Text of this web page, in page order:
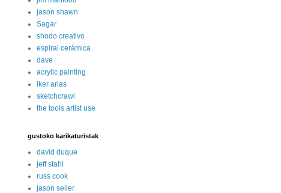
jason shawn
Sagar
shodo creativo
espiral cerámica
dave
acrylic painting
iker arias
sketchcrawl
the tools artist use
gustoko karikaturistak
david duque
jeff stahl
russ cook
jason seiler